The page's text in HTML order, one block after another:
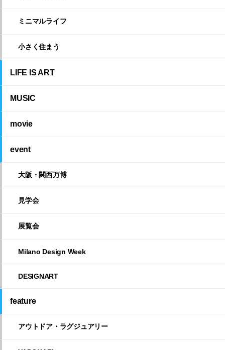
ミニマルライフ
小さく住まう
LIFE IS ART
MUSIC
movie
event
大阪・関西万博
見学会
展覧会
Milano Design Week
DESIGNART
feature
アウトドア・ラグジュアリー